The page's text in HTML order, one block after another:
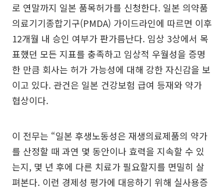
로 연말까지 일본 품목허가를 신청한다. 일본 의약품
의료기기종합기구(PMDA) 가이드라인에 따르면 이후
12개월 내 승인 여부가 판가름난다. 임상 3상에서 목
표했던 모든 지표를 충족하고 임상적 우월성을 증명
한 만큼 회사는 허가 가능성에 대해 강한 자신감을 보
이고 있다. 관건은 일본 건강보험 급여 등재와 약가
협상이다.
이 전무는 “일본 후생노동성은 재생의료제품의 약가
를 산정할 때 과연 몇 동안이나 효력을 지속할 수 있
는지, 몇 년 후에 다른 치료가 필요할지를 면밀히 살
펴본다. 이런 경제성 평가에 대응하기 위해 실사용증